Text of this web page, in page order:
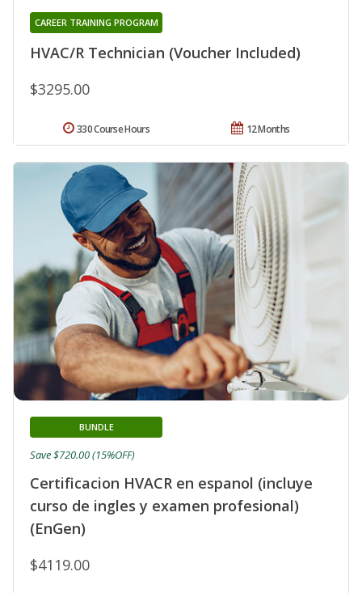
HVAC/R Technician (Voucher Included)
CAREER TRAINING PROGRAM
$3295.00
12 Months
330 Course Hours
Certificacion HVACR en espanol (incluye
curso de ingles y examen profesional)
(EnGen)
BUNDLE
$4119.00
Save $720.00 (15%OFF)